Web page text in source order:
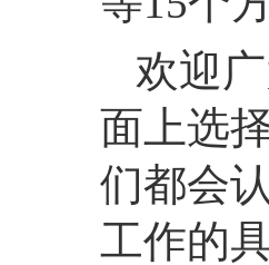
欢迎
面上选
们都会
工作的